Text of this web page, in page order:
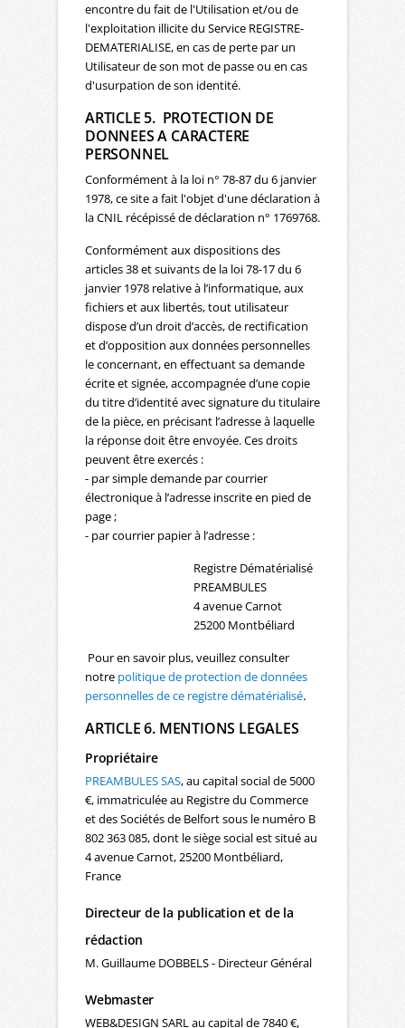
encontre du fait de l'Utilisation et/ou de
l'exploitation illicite du Service REGISTRE-
DEMATERIALISE, en cas de perte par un
Utilisateur de son mot de passe ou en cas
d'usurpation de son identité.
ARTICLE 5. PROTECTION DE
DONNEES A CARACTERE
PERSONNEL
Conformément à la loi n° 78-87 du 6 janvier
1978, ce site a fait l'objet d'une déclaration à
la CNIL récépissé de déclaration n° 1769768.
Conformément aux dispositions des
articles 38 et suivants de la loi 78-17 du 6
janvier 1978 relative à l’informatique, aux
fichiers et aux libertés, tout utilisateur
dispose d’un droit d’accès, de rectification
et d’opposition aux données personnelles
le concernant, en effectuant sa demande
écrite et signée, accompagnée d’une copie
du titre d’identité avec signature du titulaire
de la pièce, en précisant l’adresse à laquelle
la réponse doit être envoyée. Ces droits
peuvent être exercés :
- par simple demande par courrier
électronique à l’adresse inscrite en pied de
page ;
- par courrier papier à l’adresse :
Registre Dématérialisé
PREAMBULES
4 avenue Carnot
25200 Montbéliard
Pour en savoir plus, veuillez consulter
notre politique de protection de données
personnelles de ce registre dématérialisé.
ARTICLE 6. MENTIONS LEGALES
Propriétaire
PREAMBULES SAS, au capital social de 5000
€, immatriculée au Registre du Commerce
et des Sociétés de Belfort sous le numéro B
802 363 085, dont le siège social est situé au
4 avenue Carnot, 25200 Montbéliard,
France
Directeur de la publication et de la
rédaction
M. Guillaume DOBBELS - Directeur Général
Webmaster
WEB&DESIGN SARL au capital de 7840 €,